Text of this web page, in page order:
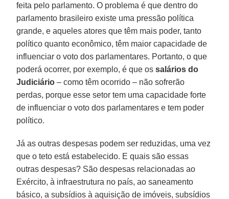
feita pelo parlamento. O problema é que dentro do
parlamento brasileiro existe uma pressão política
grande, e aqueles atores que têm mais poder, tanto
político quanto econômico, têm maior capacidade de
influenciar o voto dos parlamentares. Portanto, o que
poderá ocorrer, por exemplo, é que ossalários do
Judiciário – como têm ocorrido – não sofrerão
perdas, porque esse setor tem uma capacidade forte
de influenciar o voto dos parlamentares e tem poder
político.
Já as outras despesas podem ser reduzidas, uma vez
que o teto está estabelecido. E quais são essas
outras despesas? São despesas relacionadas ao
Exército, à infraestrutura no país, ao saneamento
básico, a subsídios à aquisição de imóveis, subsídios